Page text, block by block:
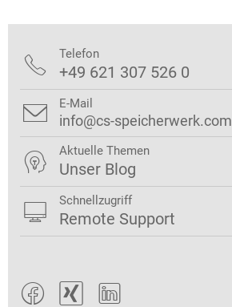
  
 Telefon
+49 621 307 526 0
 E-Mail
info@cs-speicherwerk.com
 Aktuelle Themen
Unser Blog
 Schnellzugriff
Remote Support